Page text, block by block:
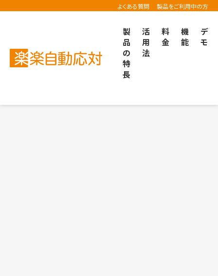
よくある質問 製品をご利用中の方
製
品
の
特
長
活
用
法
料
金
機
能
デ
モ
楽楽自動応対TOP 導入事例